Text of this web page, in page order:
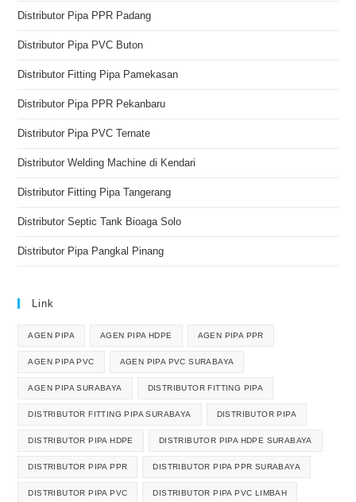
Distributor Pipa PPR Padang
Distributor Pipa PVC Buton
Distributor Fitting Pipa Pamekasan
Distributor Pipa PPR Pekanbaru
Distributor Pipa PVC Ternate
Distributor Welding Machine di Kendari
Distributor Fitting Pipa Tangerang
Distributor Septic Tank Bioaga Solo
Distributor Pipa Pangkal Pinang
Link
AGEN PIPA AGEN PIPA HDPE AGEN PIPA PPR
AGEN PIPA PVC AGEN PIPA PVC SURABAYA
AGEN PIPA SURABAYA DISTRIBUTOR FITTING PIPA
DISTRIBUTOR FITTING PIPA SURABAYA DISTRIBUTOR PIPA
DISTRIBUTOR PIPA HDPE DISTRIBUTOR PIPA HDPE SURABAYA
DISTRIBUTOR PIPA PPR DISTRIBUTOR PIPA PPR SURABAYA
DISTRIBUTOR PIPA PVC DISTRIBUTOR PIPA PVC LIMBAH